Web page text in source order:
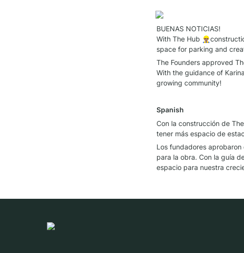
BUENAS NOTICIAS!
With The Hub
space for parking and
The Founders approved
With the guidance of
growing community!
Spanish
Con la construcción de
tener más espacio de
Los fundadores
para la obra. Con la guía
espacio para nuestra